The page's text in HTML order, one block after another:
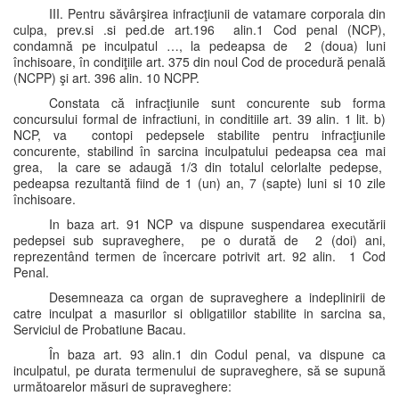
III. Pentru săvârşirea infracţiunii de vatamare corporala din
culpa, prev.si .si ped.de art.196 alin.1 Cod penal (NCP),
condamnă pe inculpatul …, la pedeapsa de 2 (doua) luni
închisoare, în condiţiile art. 375 din noul Cod de procedură penală
(NCPP) şi art. 396 alin. 10 NCPP.
Constata că infracţiunile sunt concurente sub forma
concursului formal de infractiuni, in conditiile art. 39 alin. 1 lit. b)
NCP, va contopi pedepsele stabilite pentru infracţiunile
concurente, stabilind în sarcina inculpatului pedeapsa cea mai
grea, la care se adaugă 1/3 din totalul celorlalte pedepse,
pedeapsa rezultantă fiind de 1 (un) an, 7 (sapte) luni si 10 zile
închisoare.
In baza art. 91 NCP va dispune suspendarea executării
pedepsei sub supraveghere, pe o durată de 2 (doi) ani,
reprezentând termen de încercare potrivit art. 92 alin. 1 Cod
Penal.
Desemneaza ca organ de supraveghere a indeplinirii de
catre inculpat a masurilor si obligatiilor stabilite in sarcina sa,
Serviciul de Probatiune Bacau.
În baza art. 93 alin.1 din Codul penal, va dispune ca
inculpatul, pe durata termenului de supraveghere, să se supună
următoarelor măsuri de supraveghere: